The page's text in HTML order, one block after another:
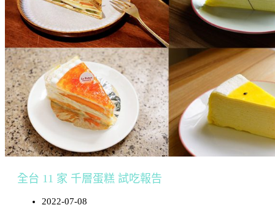
全台 11 家 千層蛋糕 試吃報告
2022-07-08